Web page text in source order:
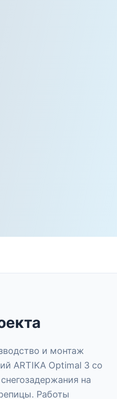
и монтаж
ARTIKA Optimal 3 со
на
Работы